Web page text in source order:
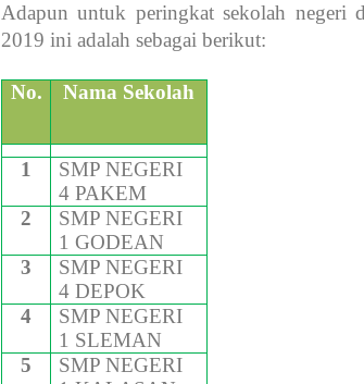
Adapun untuk peringkat sekolah negeri
2019 ini adalah sebagai berikut:
No. Nama Sekolah
1
SMP NEGERI
4 PAKEM
2
SMP NEGERI
1 GODEAN
3
SMP NEGERI
4 DEPOK
4
SMP NEGERI
1 SLEMAN
5
SMP NEGERI